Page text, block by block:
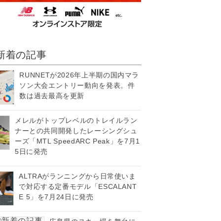
着の記事
RUNNETが2026年上半期の国内マラ
ソン大会エントリー動向を発表。件
数は過去最高を更新
メレルがトップレベルのトレイルラン
ナーとの共同開発したレーシングシュ
ーズ「MTL SpeedARC Peak」を7月1
5日に発売
ALTRAがランニングから日常使いま
で対応する定番モデル「ESCALANT
E 5」を7月24日に発売